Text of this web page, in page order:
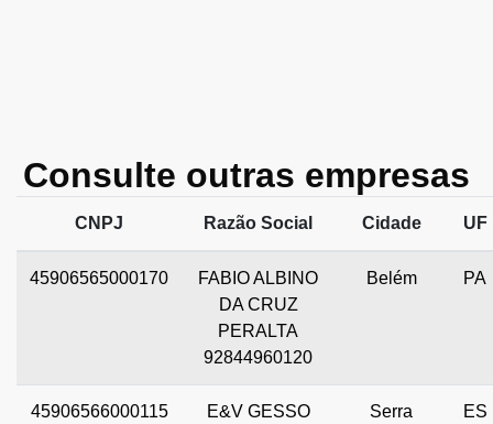
Consulte outras empresas
CNPJ Razão Social Cidade UF
45906565000170
FABIO ALBINO
DA CRUZ
PERALTA
92844960120
Belém PA
45906566000115
E&V GESSO
Serra ES